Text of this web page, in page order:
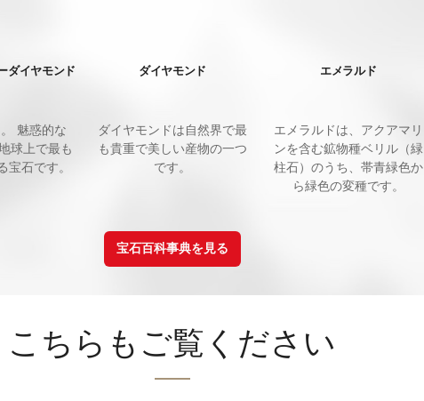
ダイヤモンド
魅惑的な
球上で最も
宝石です。
ダイヤモンド
ダイヤモンドは自然界で最
も貴重で美しい産物の一つ
です。
エメラルド
エメラルドは、アクアマリ
ンを含む鉱物種ベリル（緑
柱石）のうち、帯青緑色か
ら緑色の変種です。
宝石百科事典を見る
こちらもご覧ください